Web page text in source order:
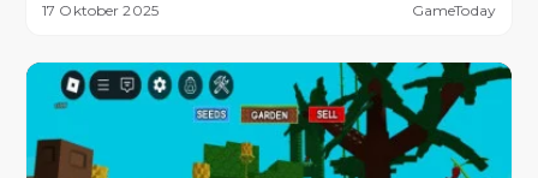
17 Oktober 2025 GameToday